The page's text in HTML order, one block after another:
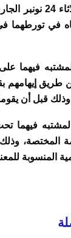
في تورطهما
فيهما على
طريق إيهامهم
قبل أن يقوما
فيهما
المختصة،
المنسوبة